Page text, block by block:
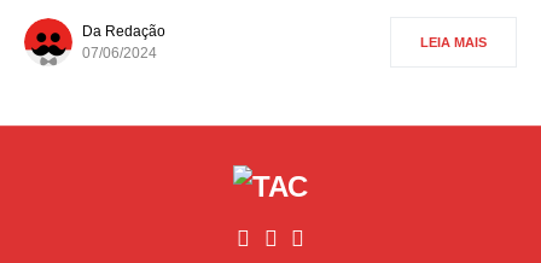
Da Redação
07/06/2024
LEIA MAIS